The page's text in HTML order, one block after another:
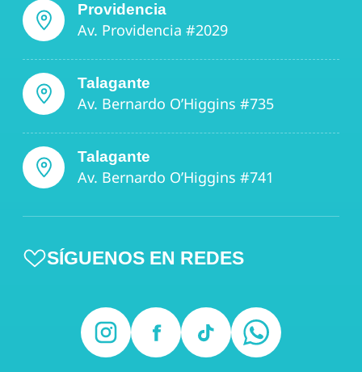
Providencia
Av. Providencia #2029
Talagante
Av. Bernardo O’Higgins #735
Talagante
Av. Bernardo O’Higgins #741
SÍGUENOS EN REDES